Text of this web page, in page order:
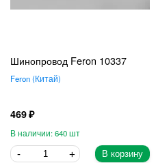
Шинопровод Feron 10337
Feron Китай
469
640
В корзину